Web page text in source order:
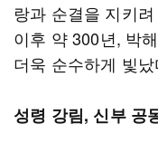
랑과 순결을 지키
이후 약 300년, 박
더욱 순수하게 빛났
성령 강림, 신부 공